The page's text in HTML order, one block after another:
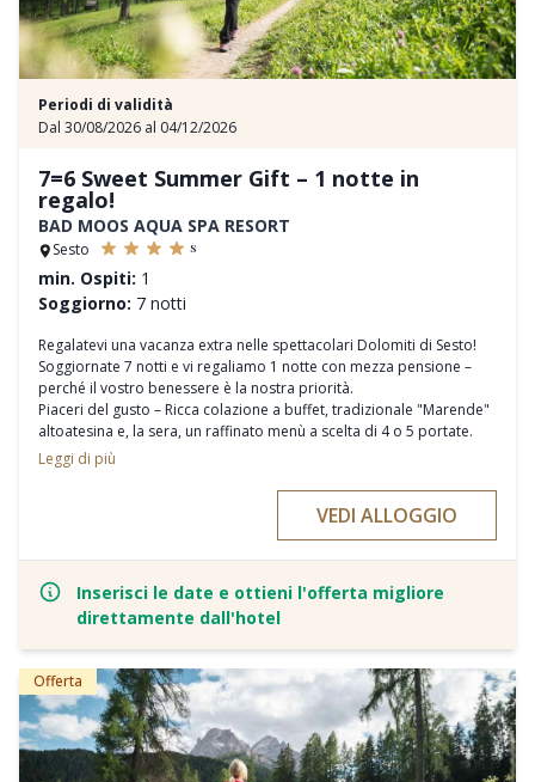
Periodi di validità
Dal 30/08/2026 al 04/12/2026
7=6 Sweet Summer Gift – 1 notte in
regalo!
BAD MOOS AQUA SPA RESORT
Sesto s
min. Ospiti: 1
Soggiorno: 7 notti
Regalatevi una vacanza extra nelle spettacolari Dolomiti di Sesto!
Soggiornate 7 notti e vi regaliamo 1 notte con mezza pensione –
perché il vostro benessere è la nostra priorità.
Piaceri del gusto – Ricca colazione a buffet, tradizionale "Marende"
altoatesina e, la sera, un raffinato menù a scelta di 4 o 5 portate.
Programma Move & Balance – Oltre 40 attività settimanali per
corpo e mente.
2.500 m² di puro relax – Bad Moos TERMESANA con area Aqua,
Wellness & Beauty – Trattamenti cosmetici, bagni e massaggi (a
pagamento) e Medical Spa esclusiva.
E tanti altri servizi per rendere la vostra vacanza davvero
indimenticabile!
Leggi di più
VEDI ALLOGGIO
Inserisci le date e ottieni l'offerta migliore
direttamente dall'hotel
Offerta